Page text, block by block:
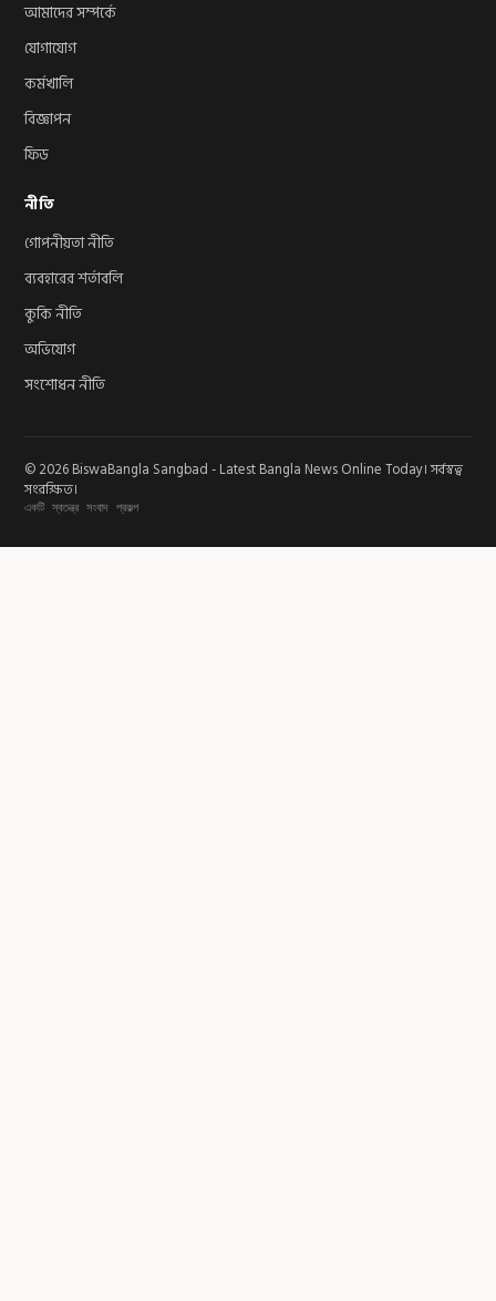
আমাদের সম্পর্কে
যোগাযোগ
কর্মখালি
বিজ্ঞাপন
ফিড
নীতি
গোপনীয়তা নীতি
ব্যবহারের শর্তাবলি
কুকি নীতি
অভিযোগ
সংশোধন নীতি
© 2026 BiswaBangla Sangbad - Latest Bangla News Online Today। সর্বস্বত্ব
সংরক্ষিত।
একটি স্বতন্ত্র সংবাদ প্রকল্প